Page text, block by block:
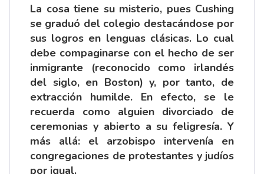
La cosa tiene su misterio, pues Cushing
se graduó del colegio destacándose por
sus logros en lenguas clásicas. Lo cual
debe compaginarse con el hecho de ser
inmigrante (reconocido como irlandés
del siglo, en Boston) y, por tanto, de
extracción humilde. En efecto, se le
recuerda como alguien divorciado de
ceremonias y abierto a su feligresía. Y
más allá: el arzobispo intervenía en
congregaciones de protestantes y judíos
por igual.